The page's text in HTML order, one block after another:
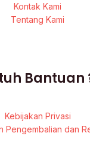
Kontak Kami
Tentang Kami
Bantuan
Kebijakan Privasi
Pengembalian dan